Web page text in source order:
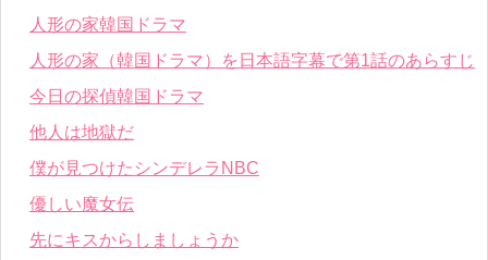
人形の家韓国ドラマ
人形の家（韓国ドラマ）を日本語字幕で第1話のあらすじ
今日の探偵韓国ドラマ
他人は地獄だ
僕が見つけたシンデレラNBC
優しい魔女伝
先にキスからしましょうか